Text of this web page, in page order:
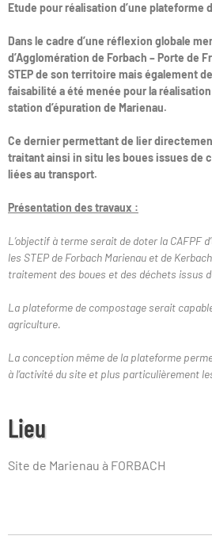
Etude pour réalisation d’une plateforme
Dans le cadre d’une réflexion globale
d’Agglomération de Forbach – Porte de
STEP de son territoire mais également
faisabilité a été menée pour la
station d’épuration de Marienau.
Ce dernier permettant de lier
traitant ainsi in situ les boues issues de
liées au transport.
Présentation des travaux :
L’objectif à terme serait de doter la CAFPF
les STEP de Forbach Marienau et de
traitement des boues et des déchets issus
La plateforme de compostage serait
agriculture.
La conception même de la plateforme
à l’activité du site et plus particulièrement
Lieu
Site de Marienau à FORBACH